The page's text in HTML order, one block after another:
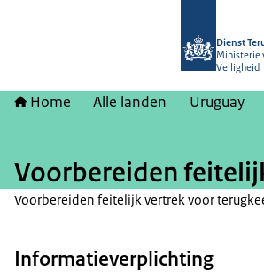
Dienst
Ministerie
Veiligheid
Home Alle landen Uruguay
Voorbereiden
Voorbereiden feitelijk vertrek voor
Informatieverplichting